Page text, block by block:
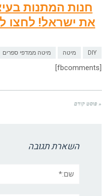
חנות המתנות
את ישראל! לחצו
DIY מיטה מיטה ממדפי ספרים
[fbcomments]
« פוסט קודם
השארת תגובה